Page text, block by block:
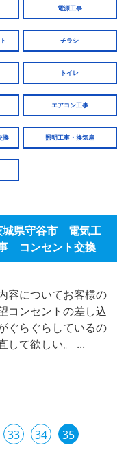
電源工事
チラシ
トイレ
エアコン工事
換 照明工事・換気扇
城県守谷市 電気工
コンセント交換
容についてお客様の
コンセントの差し込
ぐらぐらしているの
して欲しい。 ...
33 34 35